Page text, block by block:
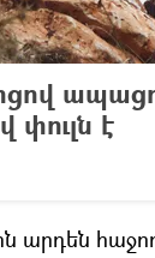
փուլն է
արդեն